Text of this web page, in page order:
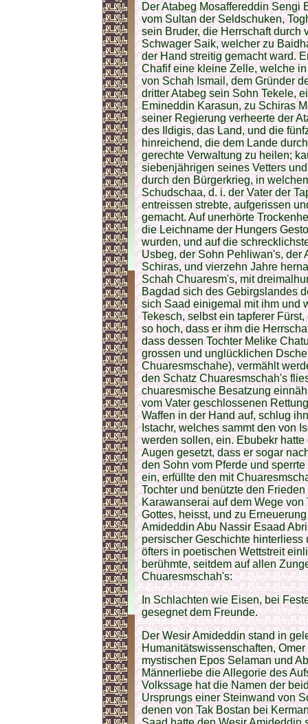
Der Atabeg Mosaffereddin Sengi
vom Sultan der Seldschuken,
sein Bruder, die Herrschaft
Schwager Saik, welcher zu
der Hand streitig gemacht ward.
Chafif eine kleine Zelle, welche
von Schah Ismail, dem Gründer
dritter Atabeg sein Sohn Tekele,
Emineddin Karasun, zu Schiras
seiner Regierung verheerte der
des Ildigis, das Land, und die
hinreichend, die dem Lande
gerechte Verwaltung zu heilen;
siebenjährigen seines Vetters
durch den Bürgerkrieg, in
Schudschaa, d. i. der Vater der
entreissen strebte, aufgerissen
gemacht. Auf unerhörte
die Leichname der Hungers
wurden, und auf die
Usbeg, der Sohn Pehliwan's, der
Schiras, und vierzehn Jahre
Schah Chuaresm's, mit
Bagdad sich des Gebirgslandes
sich Saad einigemal mit ihm und
Tekesch, selbst ein tapferer
so hoch, dass er ihm die
dass dessen Tochter Melike
grossen und unglücklichen
Chuaresmschahe), vermählt
den Schatz Chuaresmschah's
chuaresmische Besatzung
vom Vater geschlossenen
Waffen in der Hand auf, schlug
Istachr, welches sammt den von
werden sollen, ein. Ebubekr
Augen gesetzt, dass er sogar
den Sohn vom Pferde und
ein, erfüllte den mit
Tochter und benützte den
Karawanserai auf dem Wege
Gottes, heisst, und zu
Amideddin Abu Nassir Esaad
persischer Geschichte
öfters in poetischen Wettstreit
berühmte, seitdem auf allen
Chuaresmschah's:
In Schlachten wie Eisen, bei
gesegnet dem Freunde.
Der Wesir Amideddin stand in
Humanitätswissenschaften,
mystischen Epos Selaman und
Männerliebe die Allegorie des
Volkssage hat die Namen der
Ursprungs einer Steinwand von
denen von Tak Bostan bei